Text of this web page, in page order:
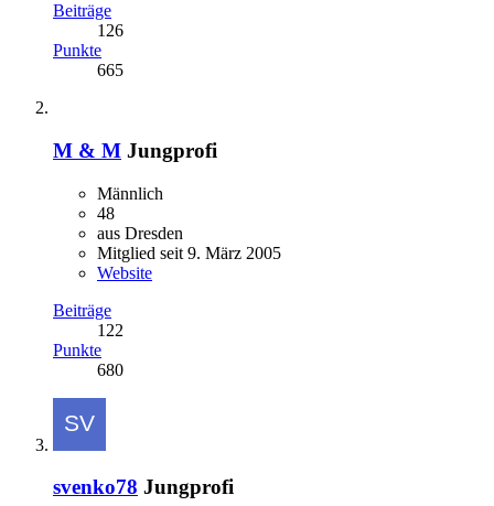
Beiträge
126
Punkte
665
M & M Jungprofi
Männlich
48
aus Dresden
Mitglied seit 9. März 2005
Website
Beiträge
122
Punkte
680
svenko78 Jungprofi